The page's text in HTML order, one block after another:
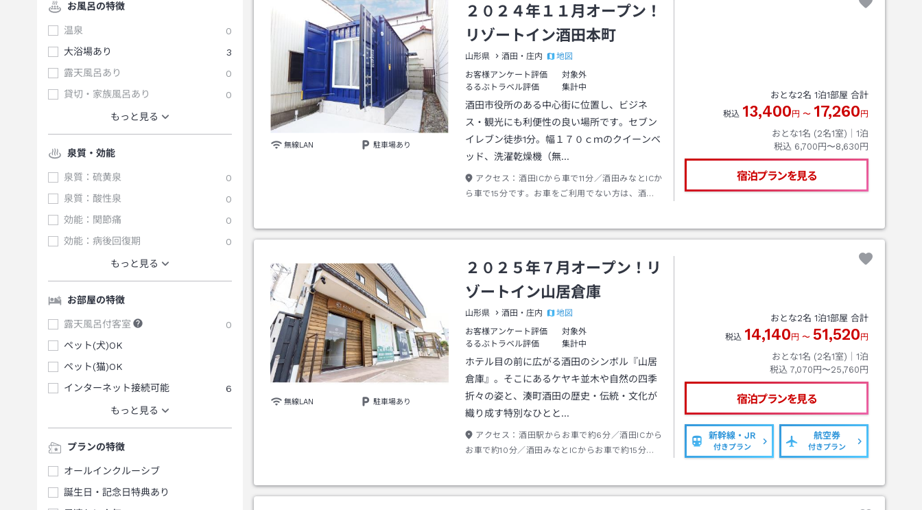
お風呂の特徴
温泉
0
大浴場あり
3
露天風呂あり
0
貸切・家族風呂あり
0
もっと見る
泉質・効能
泉質：硫黄泉
0
泉質：酸性泉
0
効能：関節痛
0
効能：病後回復期
0
もっと見る
お部屋の特徴
露天風呂付客室
0
ペット(犬)OK
ペット(猫)OK
インターネット接続可能
6
もっと見る
プランの特徴
オールインクルーシブ
誕生日・記念日特典あり
（徒歩4分、所要12分）も有。
無線LAN 駐車場あり
２０２４年１１月オープン！
リゾートイン酒田本町
山形県 酒田・庄内
地図
お客様アンケート評価
対象外
るるぶトラベル評価
集計中
酒田市役所のある中心街に位置し、ビジネ
ス・観光にも利便性の良い場所です。セブン
イレブン徒歩1分。幅１７０ｃｍのクイーンベ
ッド、洗濯乾燥機（無…
アクセス： 酒田ICから車で11分／酒田みなとICか
ら車で15分です。お車をご利用でない方は、酒田
ご利用の際は、「山居倉庫前」で降車いただき、
おとな2名 1泊1部屋 合計
税込 13,400 円 〜 17,260 円
おとな1名 (2名1室)｜ 1泊
税込 6,700円〜8,630円
宿泊プランを見る
無線LAN 駐車場あり
２０２５年７月オープン！リ
ゾートイン山居倉庫
山形県 酒田・庄内
地図
お客様アンケート評価
対象外
るるぶトラベル評価
集計中
ホテル目の前に広がる酒田のシンボル『山居
倉庫』。そこにあるケヤキ並木や自然の四季
折々の姿と、湊町酒田の歴史・伝統・文化が
織り成す特別なひとと…
アクセス： 酒田駅からお車で約6分／酒田ICから
お車で約10分／酒田みなとICからお車で約15分で
す。庄内空港より庄内空港連絡バスをご利用の際
おとな2名 1泊1部屋 合計
税込 14,140 円 〜 51,520 円
おとな1名 (2名1室)｜ 1泊
税込 7,070円〜25,760円
宿泊プランを見る
新幹線・JR
付きプラン
航空券
付きプラン